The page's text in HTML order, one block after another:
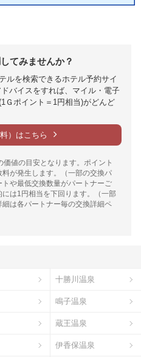
てみませんか？
ルを検索できるホテル予約サイ
バイスをすれば、マイル・電子
Ｇポイント＝1円相当)がどんど
）はこちら
値の目安となります。ポイント
が発生します。（一部の交換パ
や最低交換数量がパートナーご
は1円相当を下回ります。（一部
は各パートナー毎の交換詳細ペ
十勝川温泉
鳴子温泉
蔵王温泉
伊香保温泉